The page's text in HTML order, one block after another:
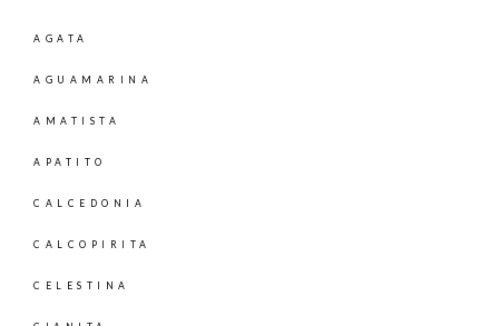
AGATA
AGUAMARINA
AMATISTA
APATITO
CALCEDONIA
CALCOPIRITA
CELESTINA